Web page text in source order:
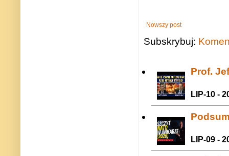
Nowszy post
Subskrybuj:
Prof.
LIP-10 -
LIP-09 -